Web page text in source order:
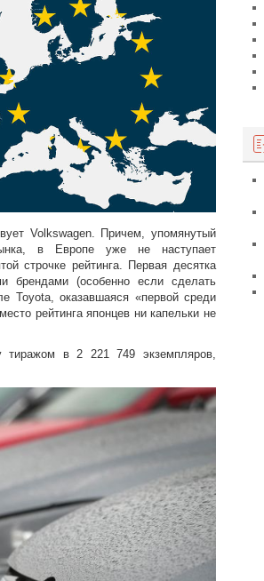
Volkswagen. Причем, упомянутый
в Европе уже не наступает
строчке рейтинга. Первая десятка
брендами (особенно если сделать
Toyota, оказавшаяся «первой среди
рейтинга японцев ни капельки не
тиражом в 2 221 749 экземпляров,